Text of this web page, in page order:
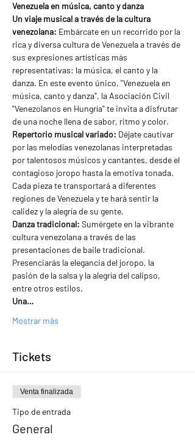
Venezuela en música, canto y danza
Un viaje musical a través de la cultura
venezolana: Embárcate en un recorrido por la
rica y diversa cultura de Venezuela a través de
sus expresiones artísticas más
representativas: la música, el canto y la
danza. En este evento único, "Venezuela en
música, canto y danza", la Asociación Civil
"Venezolanos en Hungría" te invita a disfrutar
de una noche llena de sabor, ritmo y color.
Repertorio musical variado: Déjate cautivar
por las melodías venezolanas interpretadas
por talentosos músicos y cantantes, desde el
contagioso joropo hasta la emotiva tonada.
Cada pieza te transportará a diferentes
regiones de Venezuela y te hará sentir la
calidez y la alegría de su gente.
Danza tradicional: Sumérgete en la vibrante
cultura venezolana a través de las
presentaciones de baile tradicional.
Presenciarás la elegancia del joropo, la
pasión de la salsa y la alegría del calipso,
entre otros estilos.
Una…
Mostrar más
Tickets
Venta finalizada
Tipo de entrada
General